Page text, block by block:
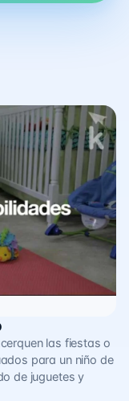
las fiestas o
para un niño de
de juguetes y